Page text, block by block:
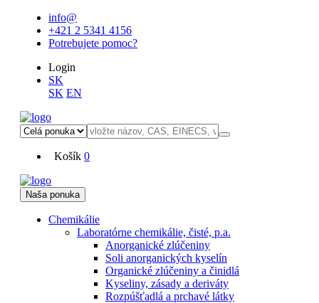
info@
+421 2 5341 4156
Potrebujete pomoc?
Login
SK
SK EN
Košík 0
Naša ponuka
Chemikálie
Laboratórne chemikálie, čisté, p.a.
Anorganické zlúčeniny
Soli anorganických kyselín
Organické zlúčeniny a činidlá
Kyseliny, zásady a deriváty
Rozpúšťadlá a prchavé látky